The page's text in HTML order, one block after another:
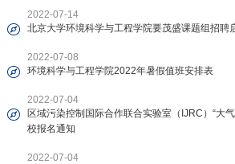
2022-07-14
北京大学环境科学与工程学院要茂盛课题组招聘
2022-07-08
环境科学与工程学院2022年暑假值班安排表
2022-07-04
区域污染控制国际合作联合实验室（IJRC）“大
校报名通知
2022-07-04